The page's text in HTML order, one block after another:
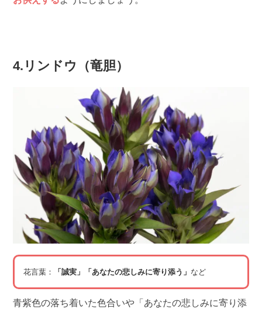
4.リンドウ（竜胆）
花言葉： 「誠実」「あなたの悲しみに寄り添う」 など
青紫色の落ち着いた色合いや「あなたの悲しみに寄り添